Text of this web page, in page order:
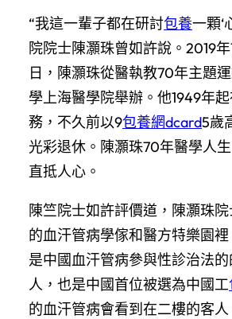
“我這一輩子都在研討包養一顆‘
院院士陳灝珠曾如許說。2019年
日，陳灝珠從醫執教70年主題
學上海醫學院舉辦。他1949年
務，不久前以9包養網dcard5歲
光彩退休。陳灝珠70年醫學人生
直抵人心。
陳竺院士如許評價道，陳灝珠
的血汗管病學傢和醫方特樂園裡
是中國血汗管病參與性診治法
人，也是中國首位被選為中國工
的血汗管病會看到在二樓的客